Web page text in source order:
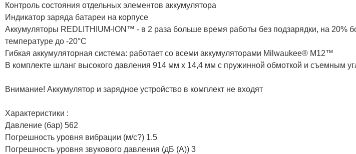
Контроль состояния отдельных элементов аккумулятора
Индикатор заряда батареи на корпусе
Аккумуляторы REDLITHIUM-ION™ - в 2 раза больше время работы без подзарядки, на 20%
температуре до -20°С
Гибкая аккумуляторная система: работает со всеми аккумуляторами Milwaukee® M12™
В комплекте шланг высокого давления 914 мм х 14,4 мм с пружинной обмоткой и съемным
Внимание! Аккумулятор и зарядное устройство в комплект не входят
Характеристики :
Давление (бар) 562
Погрешность уровня вибрации (м/с?) 1.5
Погрешность уровня звукового давления (дБ (А)) 3